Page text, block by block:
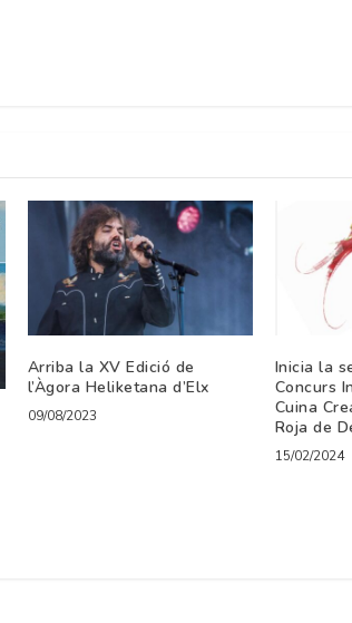
Arriba la XV Edició de
l’Àgora Heliketana d’Elx
09/08/2023
Inicia la
Concurs
Cuina
Roja de
15/02/2024